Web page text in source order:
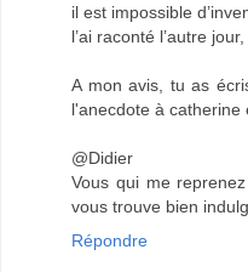
il est impossible
l’ai raconté l’autre
A mon avis, tu as
l'anecdote à catherine
@Didier
Vous qui me
vous trouve bien
Répondre